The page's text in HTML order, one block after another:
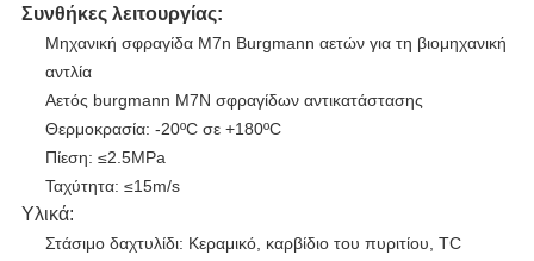
Συνθήκες λειτουργίας:
Μηχανική σφραγίδα M7n Burgmann αετών για τη βιομηχανική
αντλία
Αετός burgmann M7N σφραγίδων αντικατάστασης
Θερμοκρασία: -20ºC σε +180ºC
Πίεση: ≤2.5MPa
Ταχύτητα: ≤15m/s
Υλικά:
Στάσιμο δαχτυλίδι: Κεραμικό, καρβίδιο του πυριτίου, TC